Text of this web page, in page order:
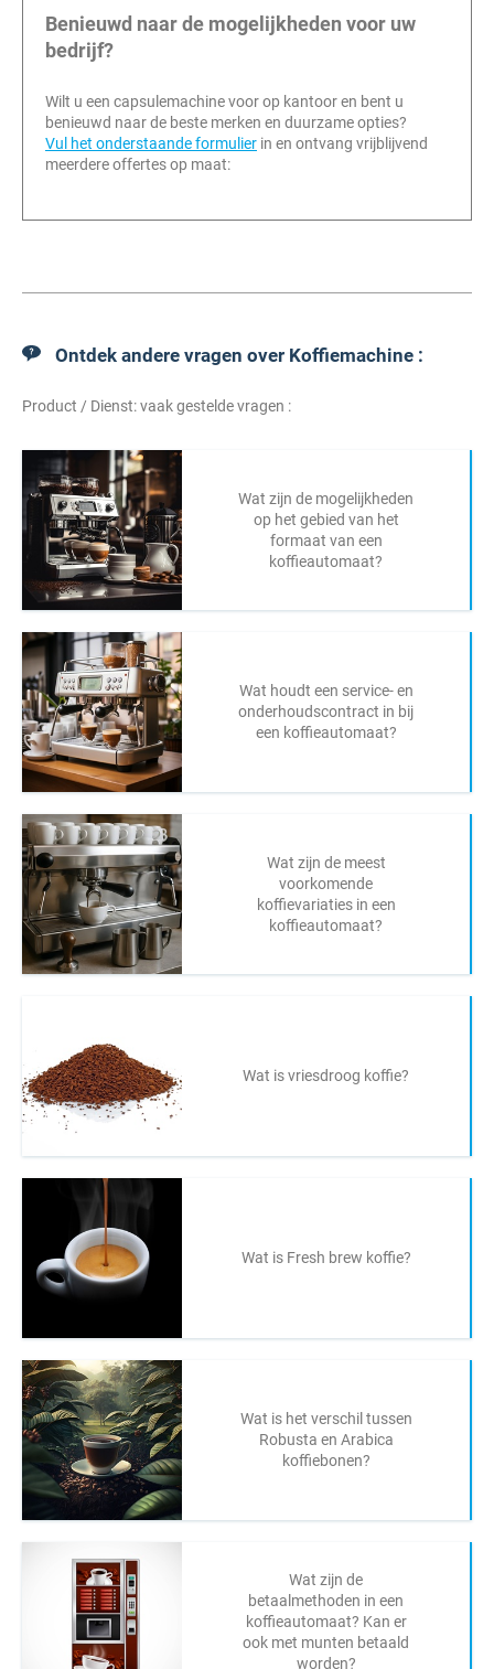
Benieuwd naar de mogelijkheden voor uw
bedrijf?
Wilt u een capsulemachine voor op kantoor en bent u
benieuwd naar de beste merken en duurzame opties?
Vul het onderstaande formulier in en ontvang vrijblijvend
meerdere offertes op maat:
Ontdek andere vragen over Koffiemachine :
Product / Dienst: vaak gestelde vragen :
Wat zijn de mogelijkheden
op het gebied van het
formaat van een
koffieautomaat?
Wat houdt een service- en
onderhoudscontract in bij
een koffieautomaat?
Wat zijn de meest
voorkomende
koffievariaties in een
koffieautomaat?
Wat is vriesdroog koffie?
Wat is Fresh brew koffie?
Wat is het verschil tussen
Robusta en Arabica
koffiebonen?
Wat zijn de
betaalmethoden in een
koffieautomaat? Kan er
ook met munten betaald
worden?